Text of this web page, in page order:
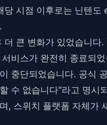
당 시점 이후로는 닌텐
더 큰 변화가 있었습니다.
서비스가 완전히 종료되
중단되었습니다. 공식
수 없습니다"라고 명시
, 스위치 플랫폼 자체가